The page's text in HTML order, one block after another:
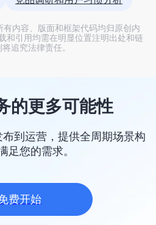
内容、版面和框架代码均归原创内
和引用均需在明显位置注明出处和链
追究法律责任。
的更多可能性
到运营，提供全周期场景构
足您的需求。
费开始